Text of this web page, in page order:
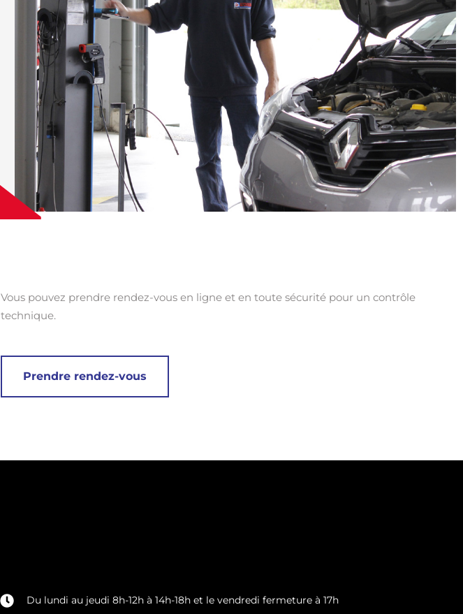
Vous pouvez prendre rendez-vous en ligne et en toute sécurité pour un contrôle
technique.
Prendre rendez-vous
Du lundi au jeudi 8h-12h à 14h-18h et le vendredi fermeture à 17h